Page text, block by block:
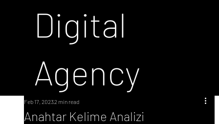
Digital
Agency
Anahtar Kelime Analizi
Feb 17, 20232 min read